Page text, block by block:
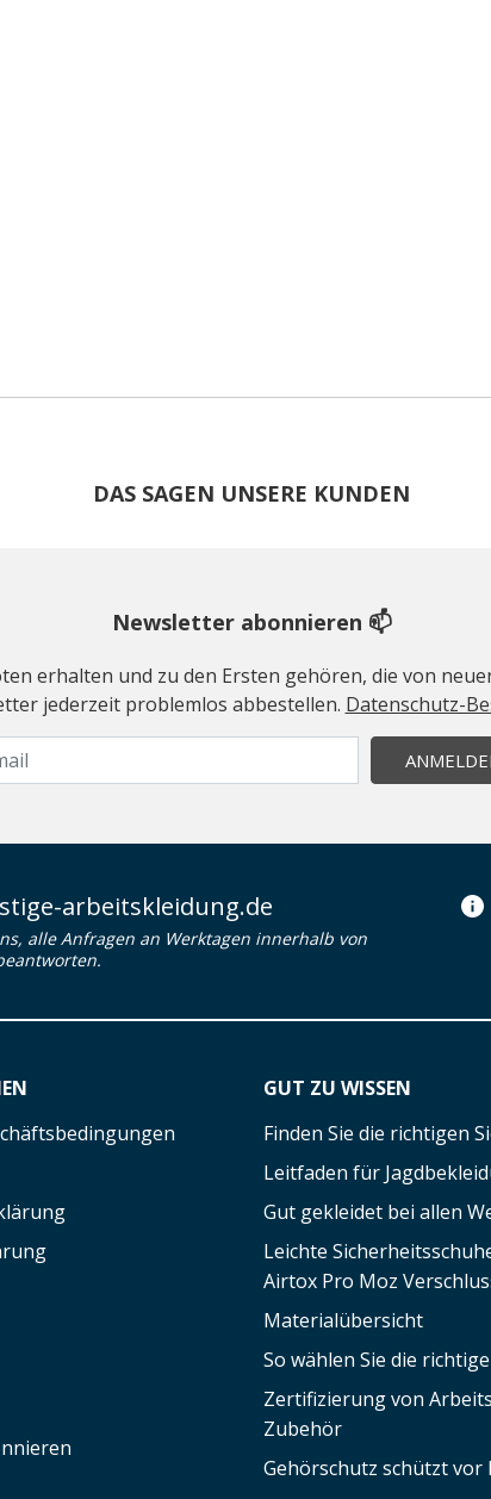
DAS SAGEN UNSERE KUNDEN
Newsletter abonnieren 📫
erhalten und zu den Ersten gehören, die von
jederzeit problemlos abbestellen. Datenschutz-
arbeitskleidung.de
alle Anfragen an Werktagen innerhalb von
GUT ZU WISSEN
Finden Sie die richtigen
Leitfaden für
Gut gekleidet bei allen
Leichte
Airtox Pro Moz
Materialübersicht
So wählen Sie die
Zertifizierung von
Zubehör
Gehörschutz schützt